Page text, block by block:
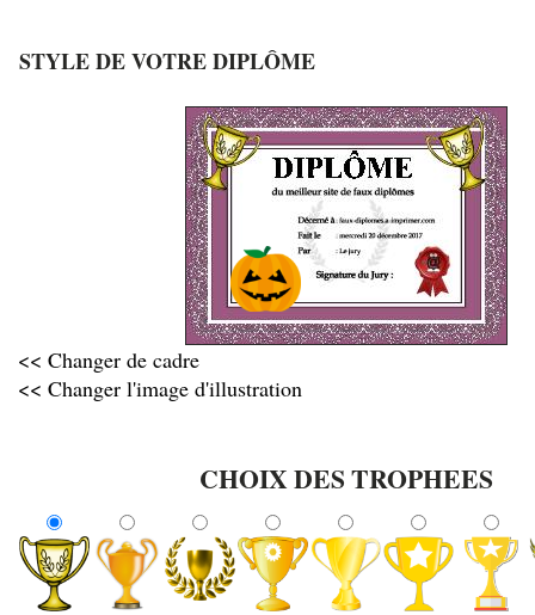
STYLE DE VOTRE DIPLÔME
<< Changer de cadre
<< Changer l'image d'illustration
CHOIX DES TROPHEES